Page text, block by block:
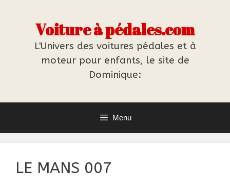
Voiture à pédales.com
L'Univers des voitures pédales et à
moteur pour enfants, le site de
Dominique:
Menu
LE MANS 007